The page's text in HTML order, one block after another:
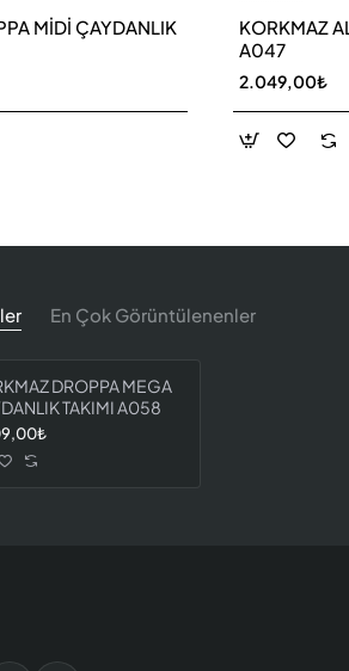
MİDİ ÇAYDANLIK
KORKMAZ
A047
2.049,00₺
En Çok Görüntülenenler
DROPPA MEGA
TAKIMI A058